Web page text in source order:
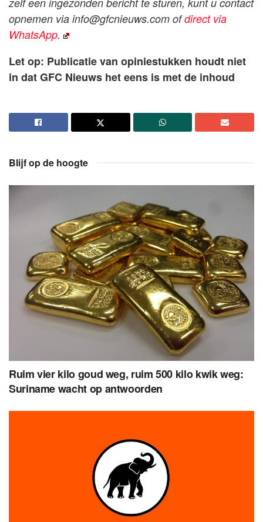
opnemen via info@gfcnieuws.com ofdirect via
WhatsApp.
Let op: Publicatie van opiniestukken houdt niet
in dat GFC Nieuws het eens is met de inhoud
Blijf op de hoogte
Ruim vier kilo goud weg, ruim 500 kilo kwik weg:
Suriname wacht op antwoorden